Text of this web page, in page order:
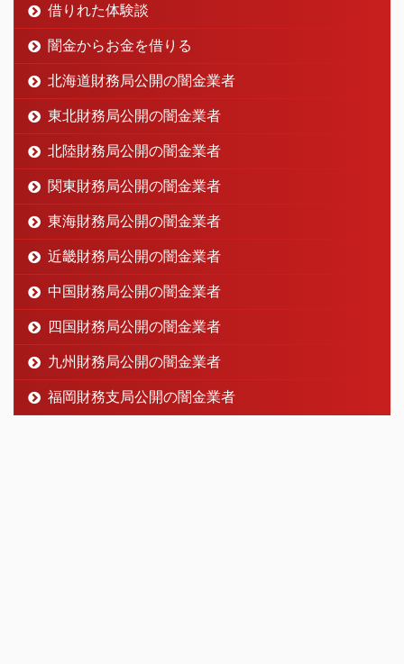
借りれた体験談
闇金からお金を借りる
北海道財務局公開の闇金業者
東北財務局公開の闇金業者
北陸財務局公開の闇金業者
関東財務局公開の闇金業者
東海財務局公開の闇金業者
近畿財務局公開の闇金業者
中国財務局公開の闇金業者
四国財務局公開の闇金業者
九州財務局公開の闇金業者
福岡財務支局公開の闇金業者